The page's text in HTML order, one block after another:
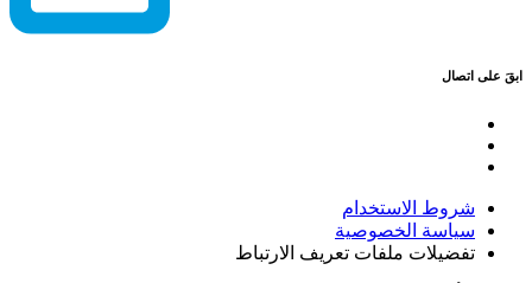
ابقَ على اتصال
شروط الاستخدام
سياسة الخصوصية
تفضيلات ملفات تعريف الارتباط